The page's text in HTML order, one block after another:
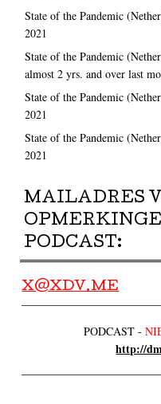
State of the Pandemic
2021
State of the Pandemic
almost 2 yrs. and over last
State of the Pandemic
2021
State of the Pandemic
2021
MAILADRES
PODCAST:
X@XDV.ME
PODCAST -
http://